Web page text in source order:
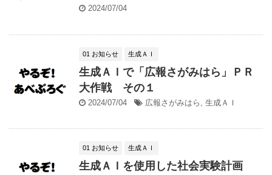
2024/07/04
01 お知らせ 生成ＡＩ
生成ＡＩで「広報さがみはら」ＰＲ
大作戦 その１
2024/07/04 広報さがみはら 生成ＡＩ
01 お知らせ 生成ＡＩ
生成ＡＩを使用した社会実験計画